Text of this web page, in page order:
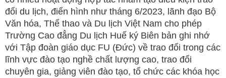
đổi du lịch, điển hình như tháng 6/2023, lãnh đạo Bộ
Văn hóa, Thể thao và Du lịch Việt Nam cho phép
Trường Cao đẳng Du lịch Huế ký Biên bản ghi nhớ
với Tập đoàn giáo dục FU (Đức) về trao đổi trong các
lĩnh vực đào tạo nghề chất lượng cao, trao đổi
chuyên gia, giảng viên đào tạo, tổ chức các khóa học